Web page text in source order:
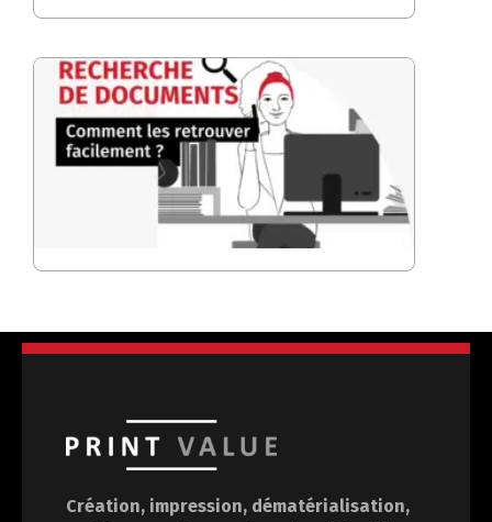
Création, impression, dématérialisation,